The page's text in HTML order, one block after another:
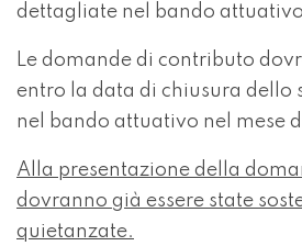
dettagliate nel bando
Le domande di contributo
entro la data di chiusura dello
nel bando attuativo nel mese
Alla presentazione della
dovranno già essere state
quietanzate.